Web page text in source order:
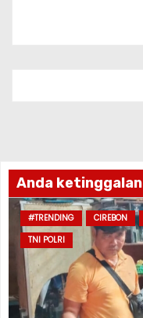
Anda ketinggalan
#TRENDING CIREBON
TNI POLRI